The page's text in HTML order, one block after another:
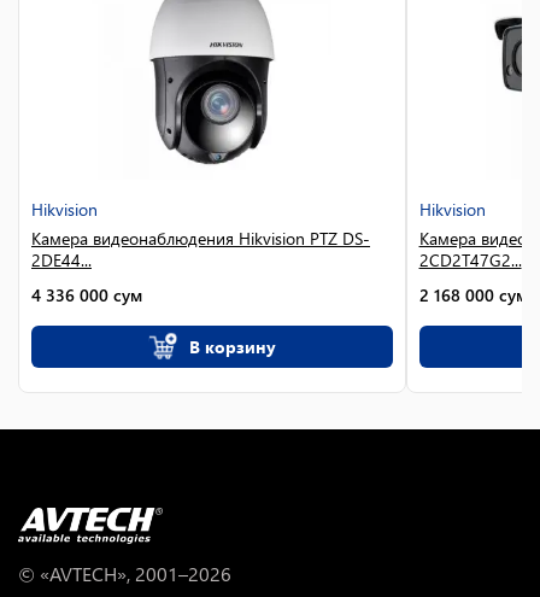
Hikvision
Камера видеонаблюдения Hikvision PTZ DS-
2DE44...
4 336 000 сум
В корзину
Hikvision
Камера
2CD2T47G2...
2 168 000 сум
© «AVTECH», 2001–2026